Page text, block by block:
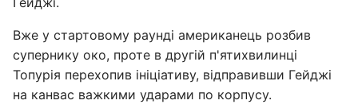
Вже у стартовому раунді американець розбив
супернику око, проте в другій п'ятихвилинці
Топурія перехопив ініціативу, відправивши Гейджі
на канвас важкими ударами по корпусу.